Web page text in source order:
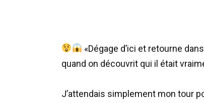
«Dégage d’ici et retourne
quand on découvrit qui il était
J’attendais simplement mon tour